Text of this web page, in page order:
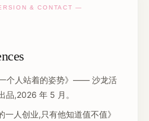
& CONTACT —
个人站着的姿势》—— 沙龙活
品,2026 年 5 月。
人创业,只有他知道值不值》